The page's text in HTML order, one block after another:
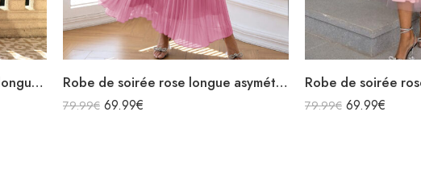
Robe de soirée rose en satin longue fendue col bénitier bretelles spaghettis croisées dans le dos avec lacets Robe de soirée rose longue asymétrique avec volants plissée
79.99€ 69.99€ 79.99€ 69.99€